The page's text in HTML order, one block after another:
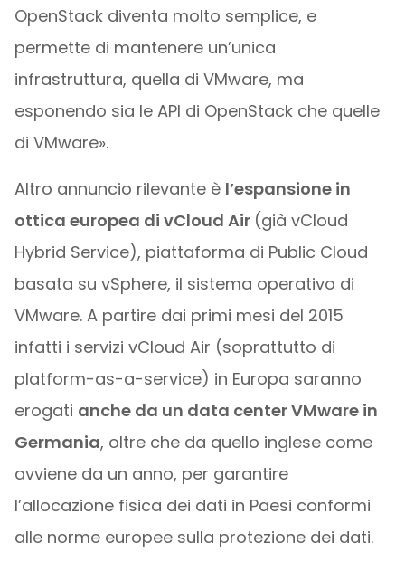
OpenStack diventa molto semplice, e
permette di mantenere un’unica
infrastruttura, quella di VMware, ma
esponendo sia le API di OpenStack che quelle
di VMware».
Altro annuncio rilevante è l’espansione in
ottica europea di vCloud Air (già vCloud
Hybrid Service), piattaforma di Public Cloud
basata su vSphere, il sistema operativo di
VMware. A partire dai primi mesi del 2015
infatti i servizi vCloud Air (soprattutto di
platform-as-a-service) in Europa saranno
erogati anche da un data center VMware in
Germania, oltre che da quello inglese come
avviene da un anno, per garantire
l’allocazione fisica dei dati in Paesi conformi
alle norme europee sulla protezione dei dati.